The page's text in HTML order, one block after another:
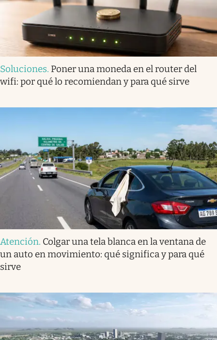
Soluciones. Poner una moneda en el router del
wifi: por qué lo recomiendan y para qué sirve
Atención. Colgar una tela blanca en la ventana de
un auto en movimiento: qué significa y para qué
sirve